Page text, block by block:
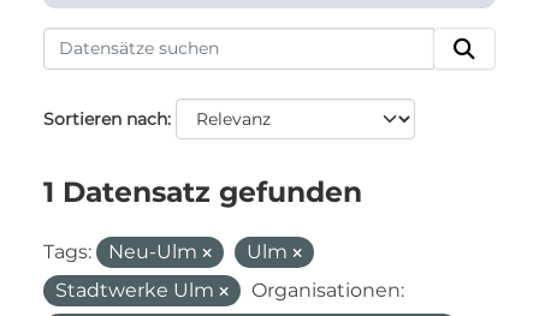
Sortieren nach
1 Datensatz gefunden
Tags: Neu-Ulm
Ulm
Stadtwerke Ulm
Organisationen: